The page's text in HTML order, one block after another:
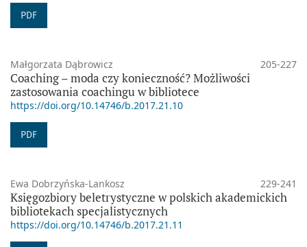
PDF
Małgorzata Dąbrowicz 205-227
Coaching – moda czy konieczność? Możliwości
zastosowania coachingu w bibliotece
https://doi.org/10.14746/b.2017.21.10
PDF
Ewa Dobrzyńska-Lankosz 229-241
Księgozbiory beletrystyczne w polskich akademickich
bibliotekach specjalistycznych
https://doi.org/10.14746/b.2017.21.11